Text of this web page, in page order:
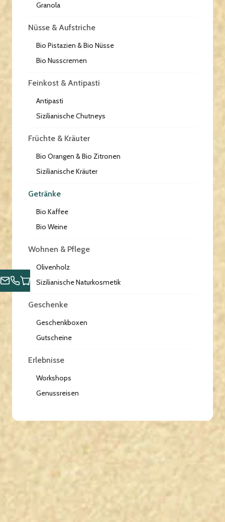
Granola
Nüsse & Aufstriche
Bio Pistazien & Bio Nüsse
Bio Nusscremen
Feinkost & Antipasti
Antipasti
Sizilianische Chutneys
Früchte & Kräuter
Bio Orangen & Bio Zitronen
Sizilianische Kräuter
Getränke
Bio Kaffee
Bio Weine
Wohnen & Pflege
Olivenholz
Sizilianische Naturkosmetik
Geschenke
Geschenkboxen
Gutscheine
Erlebnisse
Workshops
Genussreisen